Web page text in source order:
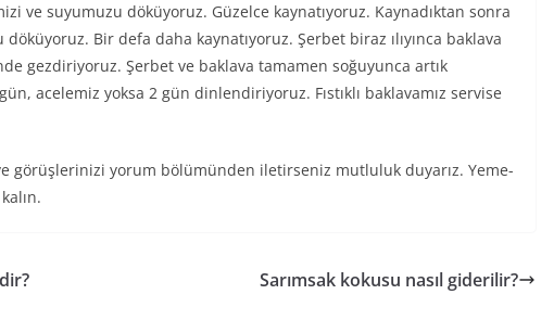
ve suyumuzu döküyoruz. Güzelce kaynatıyoruz. Kaynadıktan sonra
Bir defa daha kaynatıyoruz. Şerbet biraz ılıyınca baklava
gezdiriyoruz. Şerbet ve baklava tamamen soğuyunca artık
acelemiz yoksa 2 gün dinlendiriyoruz. Fıstıklı baklavamız servise
görüşlerinizi yorum bölümünden iletirseniz mutluluk duyarız. Yeme-
Sarımsak kokusu nasıl giderilir?